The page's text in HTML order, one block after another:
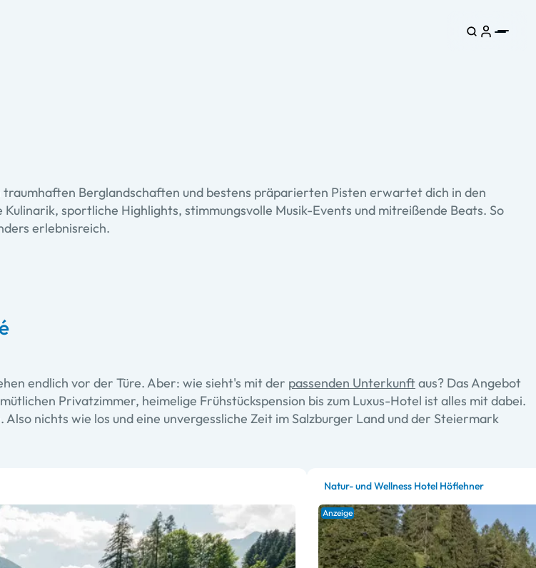
Berglandschaften und bestens präparierten Pisten erwartet dich in den
sportliche Highlights, stimmungsvolle Musik-Events und mitreißende Beats. So
erlebnisreich.
endlich vor der Türe. Aber: wie sieht's mit der passenden Unterkunftaus? Das Angebot
Privatzimmer, heimelige Frühstückspension bis zum Luxus-Hotel ist alles mit dabei.
nichts wie los und eine unvergessliche Zeit im Salzburger Land und der Steiermark
Natur- und Wellness Hotel Höflehner
Anzeige